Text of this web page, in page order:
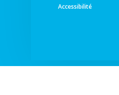
Accessibilité